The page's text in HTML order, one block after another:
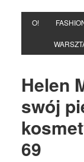
O!
Helen
swój
69